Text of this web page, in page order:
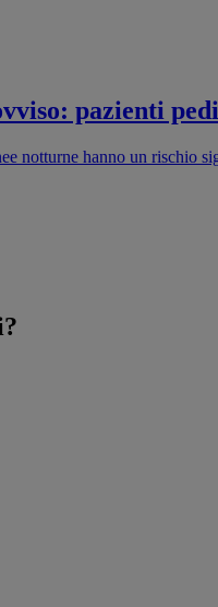
pazienti
notturne hanno un